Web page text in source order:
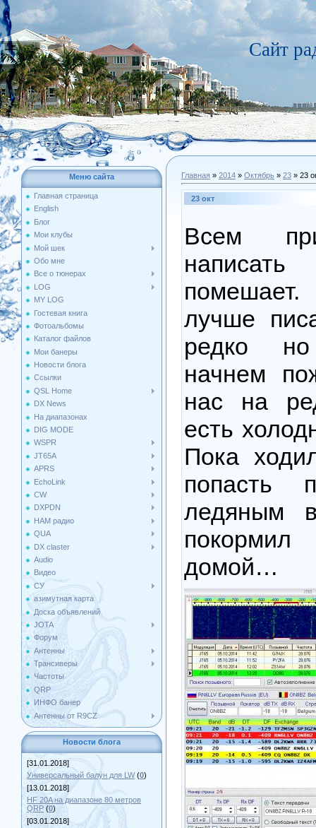
Сайт
Меню сайта
Главная страница
English
Блог
Мои клубы
Мой шек
Обо мне
Все о тюнерах
LOG
MY LOG
Гостевая книга
Фотоальбомы
Каталог файлов
Мои банеры
Новости блога
Ссылки
QSL Home
DX News
На диапазонах
DIG MODE
WSPR
JT65A
APRS
EchoLink
CW
DXPDN
HAM радио
QUA
DX claster
Audio
Видео
СУ
азимутная карта
Доска объявлений
JOTA
Форум
Антенны
Трансиверы
Частоты
QRP
ИНФО банер
Антенны от R9CZ
Новости блога
[31.01.2018]
Универсальный балун для LW (0)
[13.01.2018]
HF 20A на диапазоне 80 метров
QRP (0)
[03.01.2018]
Главная » 2014 » Октябрь » 23 » 23
23 окт
Всем
лучше
редко
начнем
нас на
есть
Пока
попасть
ледяным
покормил
домой…